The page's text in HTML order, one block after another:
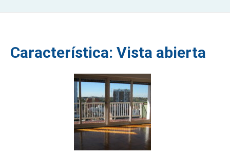
NUESTROS SERVICIOS
Característica: Vista abierta